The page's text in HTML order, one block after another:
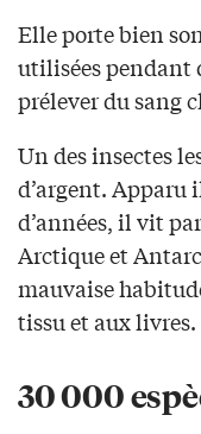
Elle porte bien
utilisées pendant
prélever du sang
Un des insectes
d’argent.
d’années, il vit
Arctique et
mauvaise
tissu et aux livres.
30 000